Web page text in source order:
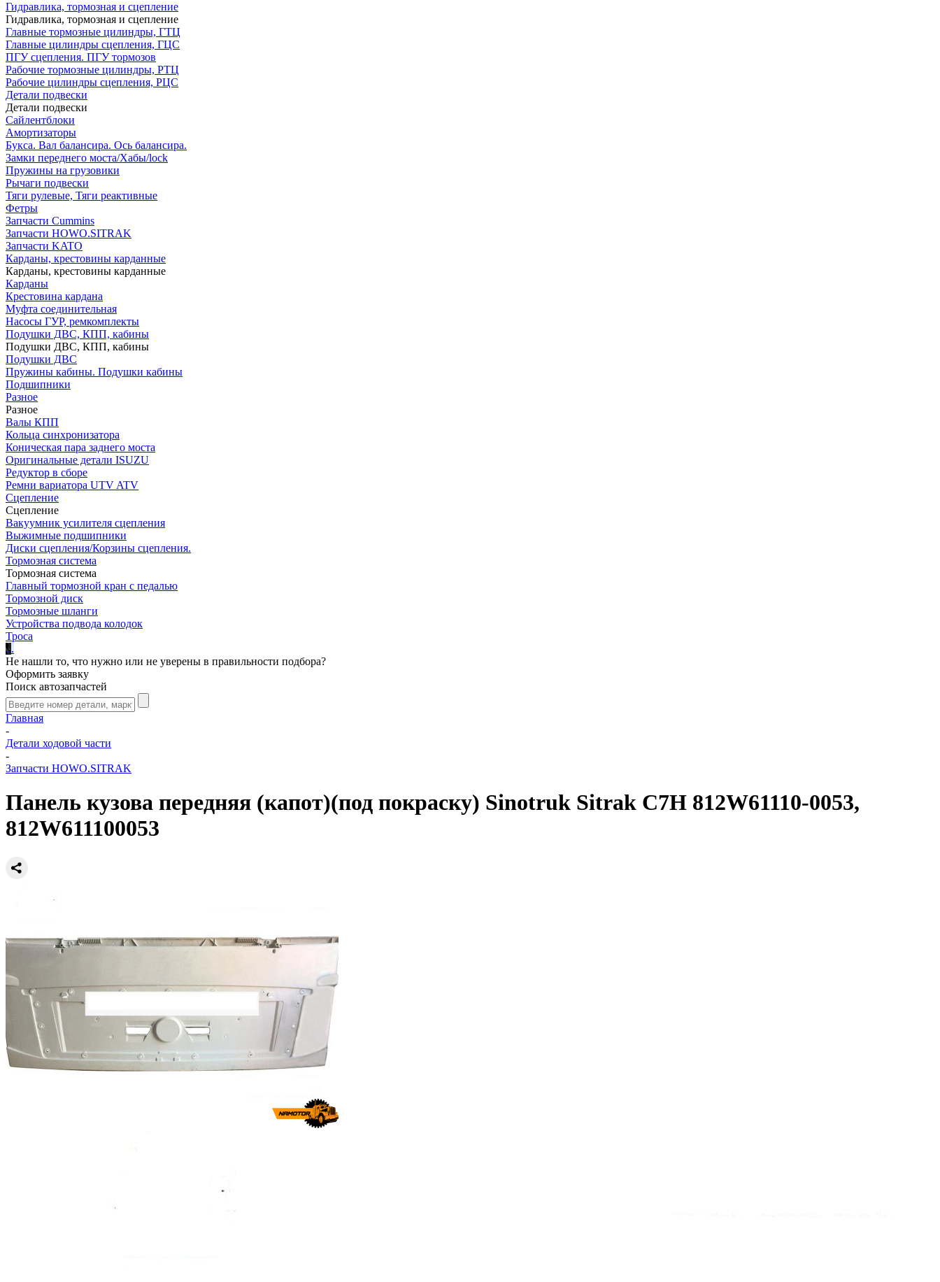
Гидравлика, тормозная и сцепление
Гидравлика, тормозная и сцепление
Главные тормозные цилиндры, ГТЦ
Главные цилиндры сцепления, ГЦС
ПГУ сцепления. ПГУ тормозов
Рабочие тормозные цилиндры, РТЦ
Рабочие цилиндры сцепления, РЦС
Детали подвески
Детали подвески
Cайлентблоки
Амортизаторы
Букса. Вал балансира. Ось балансира.
Замки переднего моста/Хабы/lock
Пружины на грузовики
Рычаги подвески
Тяги рулевые, Тяги реактивные
Фетры
Запчасти Cummins
Запчасти HOWO.SITRAK
Запчасти KATO
Карданы, крестовины карданные
Карданы, крестовины карданные
Карданы
Крестовина кардана
Муфта соединительная
Насосы ГУР, ремкомплекты
Подушки ДВС, КПП, кабины
Подушки ДВС, КПП, кабины
Подушки ДВС
Пружины кабины. Подушки кабины
Подшипники
Разное
Разное
Валы КПП
Кольца синхронизатора
Коническая пара заднего моста
Оригинальные детали ISUZU
Редуктор в сборе
Ремни вариатора UTV ATV
Сцепление
Сцепление
Вакуумник усилителя сцепления
Выжимные подшипники
Диски сцепления/Корзины сцепления.
Тормозная система
Тормозная система
Главный тормозной кран с педалью
Тормозной диск
Тормозные шланги
Устройства подвода колодок
Троса
...
Не нашли то, что нужно или не уверены в правильности подбора?
Оформить заявку
Поиск автозапчастей
Главная
-
Детали ходовой части
-
Запчасти HOWO.SITRAK
Панель кузова передняя (капот)(под покраску) Sinotruk Sitrak C7H 812W61110-0053,
812W611100053